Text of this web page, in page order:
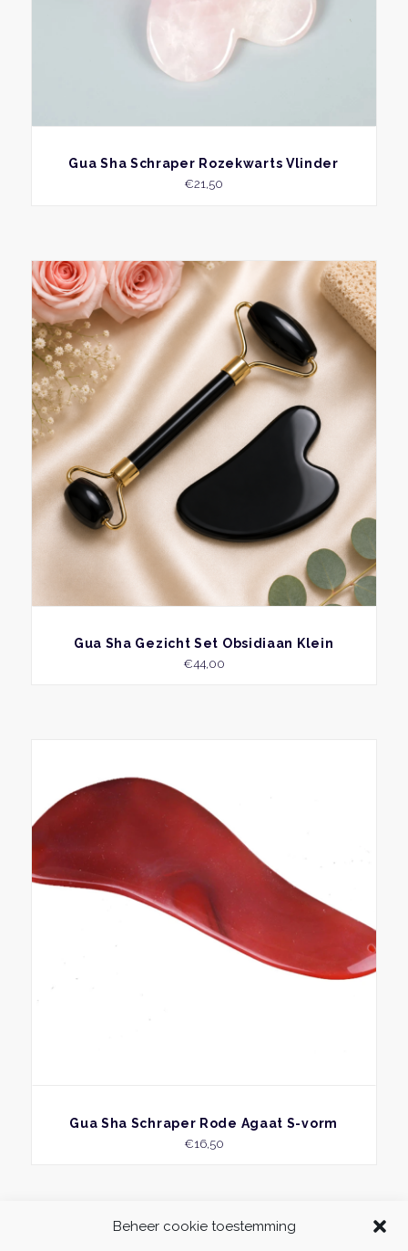
Beheer cookie toestemming
BEKIJK
Gua Sha Schraper Rozekwarts Vlinder
€21,50
BEKIJK
Dit
heeft
Gua Sha Gezicht Set Obsidiaan Klein
€44,00
BEKIJK
Gua Sha Schraper Rode Agaat S-vorm
€16,50